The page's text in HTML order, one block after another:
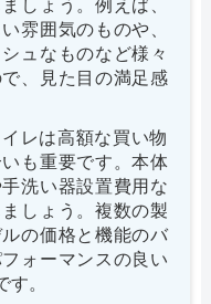
しょう。例えば、
雰囲気のものや、
ュなものなど様々
、見た目の満足感
レは高額な買い物
も重要です。本体
洗い器設置費用な
しょう。複数の製
の価格と機能のバ
ォーマンスの良い
。